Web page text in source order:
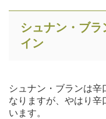
シュナン・ブ
イン
シュナン・ブランは辛
なりますが、やはり辛
います。